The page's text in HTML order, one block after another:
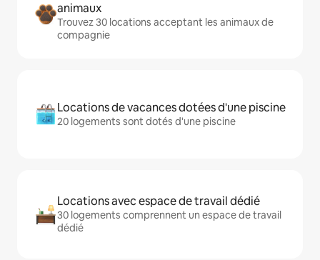
animaux
Trouvez 30 locations acceptant les animaux de
compagnie
Locations de vacances dotées d'une piscine
20 logements sont dotés d'une piscine
Locations avec espace de travail dédié
30 logements comprennent un espace de travail
dédié